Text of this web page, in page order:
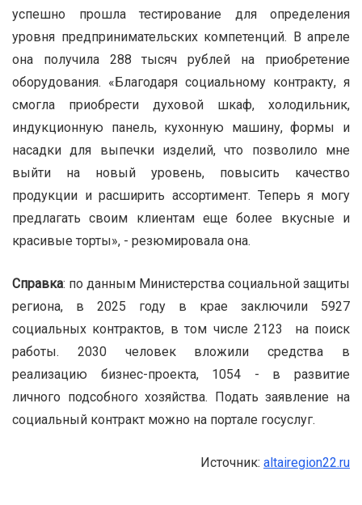
успешно прошла тестирование для определения
уровня предпринимательских компетенций. В апреле
она получила 288 тысяч рублей на приобретение
оборудования. «Благодаря социальному контракту, я
смогла приобрести духовой шкаф, холодильник,
индукционную панель, кухонную машину, формы и
насадки для выпечки изделий, что позволило мне
выйти на новый уровень, повысить качество
продукции и расширить ассортимент. Теперь я могу
предлагать своим клиентам еще более вкусные и
красивые торты», - резюмировала она.
Справка: по данным Министерства социальной защиты
региона, в 2025 году в крае заключили 5927
социальных контрактов, в том числе 2123 на поиск
работы. 2030 человек вложили средства в
реализацию бизнес-проекта, 1054 - в развитие
личного подсобного хозяйства. Подать заявление на
социальный контракт можно на портале госуслуг.
Источник: altairegion22.ru